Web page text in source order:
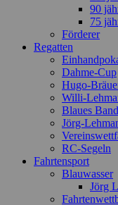
90
75
Förderer
Regatten
Dahme-Cup
Hugo-
Willi-
Blaues
Jörg-
RC-Segeln
Fahrtensport
Blauwasser
Jörg